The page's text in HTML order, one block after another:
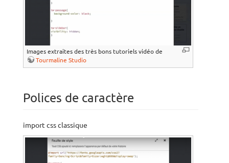
Images extraites des très bons tutoriels vidéo de
Tourmaline Studio
Polices de caractère
import css classique